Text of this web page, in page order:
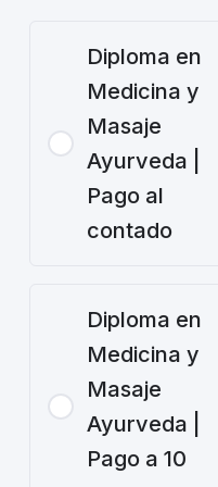
Diploma en
Medicina y
Masaje
Ayurveda |
Pago al
contado
Diploma en
Medicina y
Masaje
Ayurveda |
Pago a 10